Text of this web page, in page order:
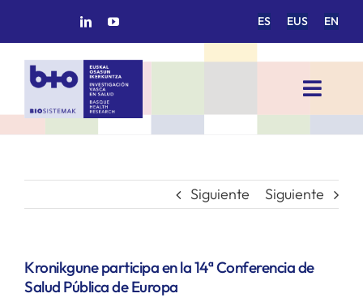
ES EUS EN
Toggle
INICIO
GRUPOS DE INVESTIGACIÓN
Siguiente Siguiente
Kronikgune participa en la 14ª Conferencia de
Salud Pública de Europa